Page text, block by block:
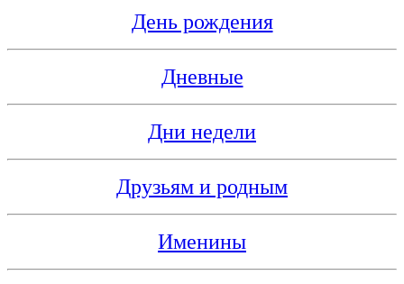
День рождения
Дневные
Дни недели
Друзьям и родным
Именины